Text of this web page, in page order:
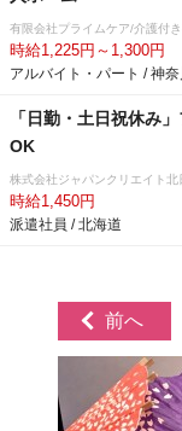
有限会社プライムケア/介護付
時給1,225円～1,300円
アルバイト・パート / 神奈
「日勤・土日祝休み
OK
株式会社ジャパンクリエイト北
時給1,450円
派遣社員 / 北海道
前へ